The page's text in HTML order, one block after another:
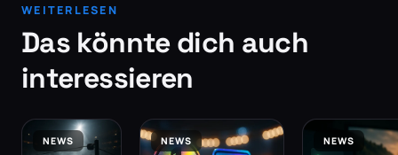
WEITERLESEN
Das könnte dich auch
interessieren
NEWS NEWS NEWS